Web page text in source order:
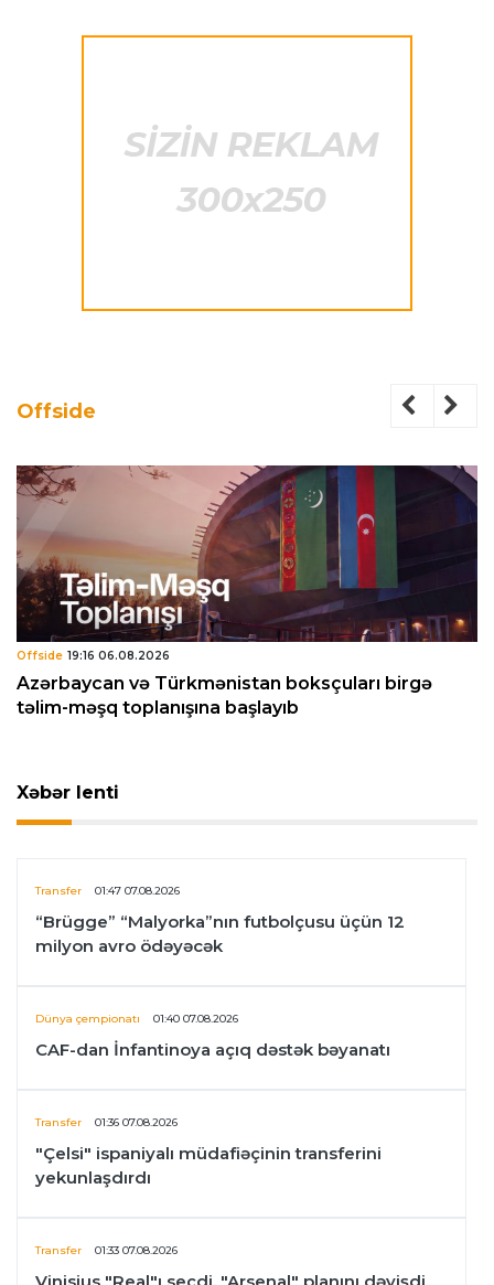
Offside
Offside 19:16 06.08.2026
Azərbaycan və Türkmənistan boksçuları birgə
təlim-məşq toplanışına başlayıb
Xəbər lenti
Transfer 01:47 07.08.2026
“Brügge” “Malyorka”nın futbolçusu üçün 12
milyon avro ödəyəcək
Dünya çempionatı 01:40 07.08.2026
CAF-dan İnfantinoya açıq dəstək bəyanatı
Transfer 01:36 07.08.2026
"Çelsi" ispaniyalı müdafiəçinin transferini
yekunlaşdırdı
Transfer 01:33 07.08.2026
Vinisius "Real"ı seçdi, "Arsenal" planını dəyişdi